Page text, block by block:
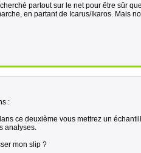
partout sur le net pour être sûr
en partant de Icarus/Ikaros. Mais
:
ce deuxième vous mettrez un
analyses.
mon slip ?